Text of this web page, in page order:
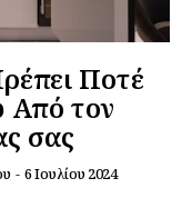
Ποτέ
Από τον
σας
- 6 Ιουλίου 2024